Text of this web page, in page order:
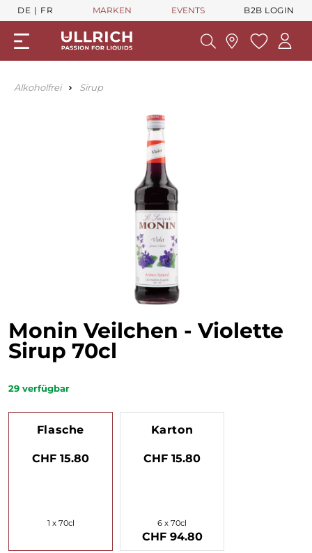
DE FR MARKEN EVENTS B2B LOGIN
Alkoholfrei Sirup
Monin Veilchen - Violette
Sirup 70cl
29 verfügbar
Flasche
CHF 15.80
1 x 70cl
Karton
CHF 15.80
6 x 70cl
CHF 94.80